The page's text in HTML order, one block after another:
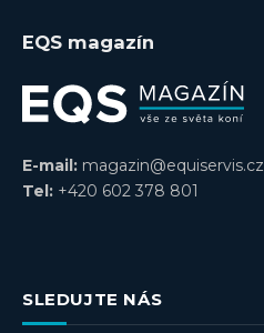
EQS magazín
E-mail: magazin@equiservis.cz
Tel: +420 602 378 801
SLEDUJTE NÁS